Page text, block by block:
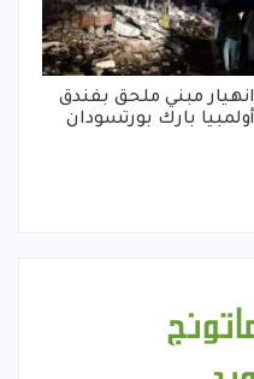
انهيار مبني ملحق بفندق
أولمبيا بارك بورتسودان